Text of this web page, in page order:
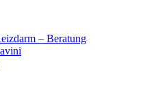
– Beratung